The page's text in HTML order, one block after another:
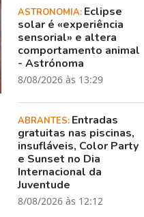
ASTRONOMIA: Eclipse
solar é «experiência
sensorial» e altera
comportamento animal
- Astrónoma
8/08/2026 às 13:29
ABRANTES: Entradas
gratuitas nas piscinas,
insufláveis, Color Party
e Sunset no Dia
Internacional da
Juventude
8/08/2026 às 12:12